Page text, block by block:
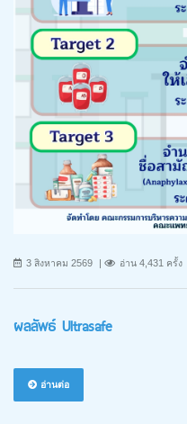
3 สิงหาคม 2569 อ่าน 4,431 ครั้ง
ผลลัพธ์ Ultrasafe
อ่านต่อ